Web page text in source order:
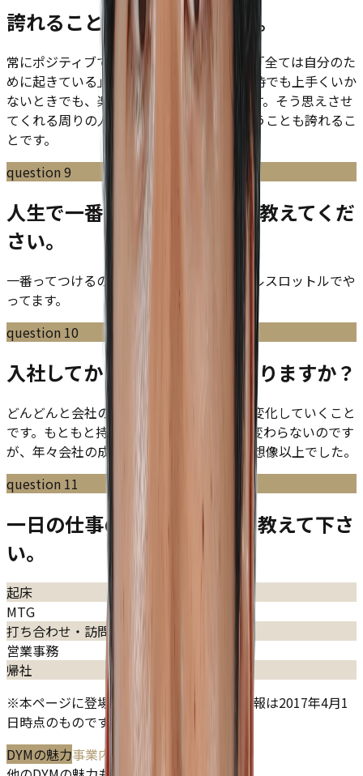
誇れることを教えてください。
常にポジティブでいれていることですね。「全ては自分のた
めに起きている」と思い、自分が失敗した時でも上手くいか
ないときでも、楽しい人生だなと思えてます。そう思えさせ
てくれる周りの人たちの環境にいれるということも誇れるこ
とです。
question 9
人生で一番がんばったことを教えてくだ
さい。
一番ってつけるの難しいですね笑 基本フルスロットルでや
ってます。
question 10
入社してからのギャップはありますか？
どんどんと会社のステージによって会社が変化していくこと
です。もともと持っている核となる部分は変わらないのです
が、年々会社の成長を実感できるところが想像以上でした。
question 11
一日の仕事のスケジュールを教えて下さ
い。
起床
MTG
打ち合わせ・訪問
営業事務
帰社
※本ページに登場している社員に関する情報は2017年4月1
日時点のものです。
DYMの魅力事業内容